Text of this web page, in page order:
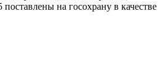
на госохрану в качестве